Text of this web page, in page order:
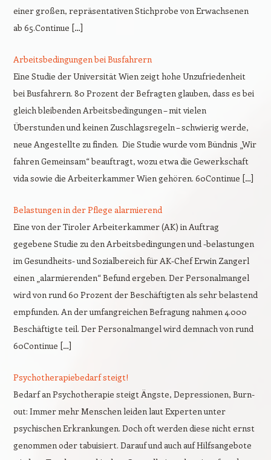
einer großen, repräsentativen Stichprobe von Erwachsenen
ab 65.Continue […]
Arbeitsbedingungen bei Busfahrern
Eine Studie der Universität Wien zeigt hohe Unzufriedenheit
bei Busfahrern. 80 Prozent der Befragten glauben, dass es bei
gleich bleibenden Arbeitsbedingungen – mit vielen
Überstunden und keinen Zuschlagsregeln – schwierig werde,
neue Angestellte zu finden. Die Studie wurde vom Bündnis „Wir
fahren Gemeinsam“ beauftragt, wozu etwa die Gewerkschaft
vida sowie die Arbeiterkammer Wien gehören. 60Continue […]
Belastungen in der Pflege alarmierend
Eine von der Tiroler Arbeiterkammer (AK) in Auftrag
gegebene Studie zu den Arbeitsbedingungen und -belastungen
im Gesundheits- und Sozialbereich für AK-Chef Erwin Zangerl
einen „alarmierenden“ Befund ergeben. Der Personalmangel
wird von rund 60 Prozent der Beschäftigten als sehr belastend
empfunden. An der umfangreichen Befragung nahmen 4.000
Beschäftigte teil. Der Personalmangel wird demnach von rund
60Continue […]
Psychotherapiebedarf steigt!
Bedarf an Psychotherapie steigt Ängste, Depressionen, Burn-
out: Immer mehr Menschen leiden laut Experten unter
psychischen Erkrankungen. Doch oft werden diese nicht ernst
genommen oder tabuisiert. Darauf und auch auf Hilfsangebote